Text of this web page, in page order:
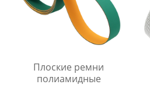
Плоские ремни
полиамидные